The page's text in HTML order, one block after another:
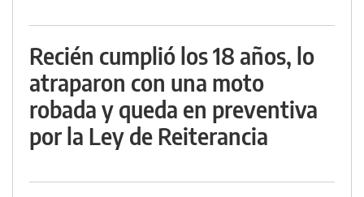
Recién cumplió los 18 años, lo
atraparon con una moto
robada y queda en preventiva
por la Ley de Reiterancia